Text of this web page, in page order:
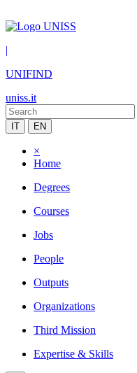
|
UNIFIND
uniss.it
IT EN
×
Home
Degrees
Courses
Jobs
People
Outputs
Organizations
Third Mission
Expertise & Skills